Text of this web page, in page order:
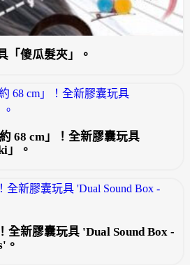
「傻瓜髮夾」。
68 cm」！全新膠囊玩具
」。
全新膠囊玩具 'Dual Sound Box -
。